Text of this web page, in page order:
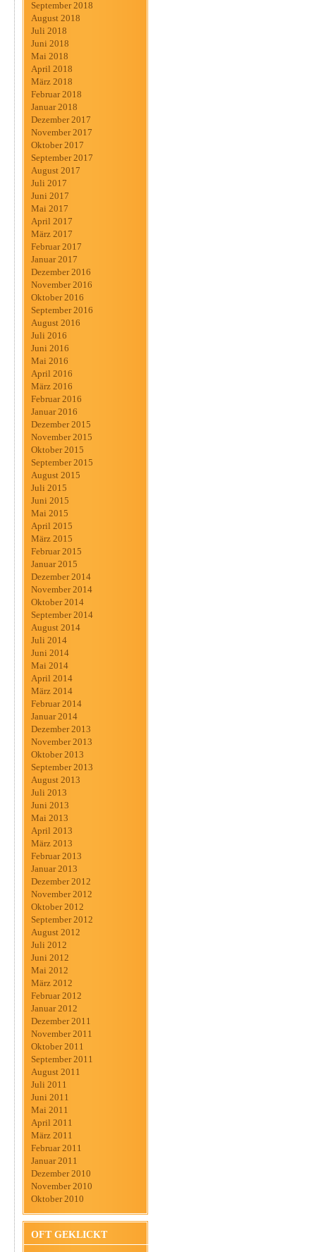
September 2018
August 2018
Juli 2018
Juni 2018
Mai 2018
April 2018
März 2018
Februar 2018
Januar 2018
Dezember 2017
November 2017
Oktober 2017
September 2017
August 2017
Juli 2017
Juni 2017
Mai 2017
April 2017
März 2017
Februar 2017
Januar 2017
Dezember 2016
November 2016
Oktober 2016
September 2016
August 2016
Juli 2016
Juni 2016
Mai 2016
April 2016
März 2016
Februar 2016
Januar 2016
Dezember 2015
November 2015
Oktober 2015
September 2015
August 2015
Juli 2015
Juni 2015
Mai 2015
April 2015
März 2015
Februar 2015
Januar 2015
Dezember 2014
November 2014
Oktober 2014
September 2014
August 2014
Juli 2014
Juni 2014
Mai 2014
April 2014
März 2014
Februar 2014
Januar 2014
Dezember 2013
November 2013
Oktober 2013
September 2013
August 2013
Juli 2013
Juni 2013
Mai 2013
April 2013
März 2013
Februar 2013
Januar 2013
Dezember 2012
November 2012
Oktober 2012
September 2012
August 2012
Juli 2012
Juni 2012
Mai 2012
März 2012
Februar 2012
Januar 2012
Dezember 2011
November 2011
Oktober 2011
September 2011
August 2011
Juli 2011
Juni 2011
Mai 2011
April 2011
März 2011
Februar 2011
Januar 2011
Dezember 2010
November 2010
Oktober 2010
OFT GEKLICKT